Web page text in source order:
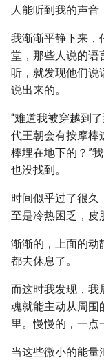
人能听到我的声音
我渐渐平静下来，
堂，那些人说的语
听，就发现他们说
说出来的。
“难道我被穿越到
代王朝会有按摩棒
棒埋在地下的？”
也没找到。
时间似乎过了很久
至是冷热困乏，皮
渐渐的，上面的动
都去休息了。
而这时我发现，我
魂就能主动从周围
里。慢慢的，一点
当这些微小的能量